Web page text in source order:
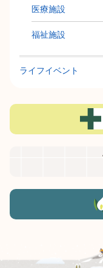
医療施設
福祉施設
ライフイベント